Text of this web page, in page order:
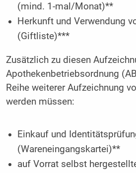
(mind. 1-mal/Monat)**
Herkunft und Verwendung
(Giftliste)***
Zusätzlich zu diesen
Apothekenbetriebsordnung
Reihe weiterer Aufzeichnung
werden müssen:
Einkauf und
(Wareneingangskartei)**
auf Vorrat selbst